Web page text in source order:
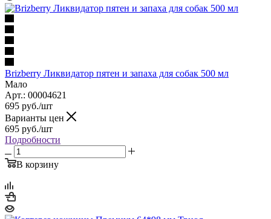
Brizberry Ликвидатор пятен и запаха для собак 500 мл
Мало
Арт.: 00004621
695 руб./шт
Варианты цен
695 руб./шт
Подробности
В корзину